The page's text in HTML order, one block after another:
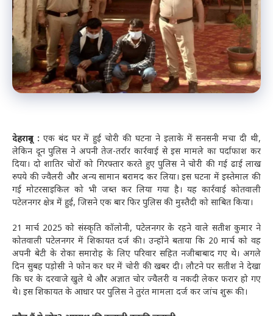
देहरादून : एक बंद घर में हुई चोरी की घटना ने इलाके में सनसनी मचा दी थी,
लेकिन दून पुलिस ने अपनी तेज-तर्रार कार्रवाई से इस मामले का पर्दाफाश कर
दिया। दो शातिर चोरों को गिरफ्तार करते हुए पुलिस ने चोरी की गई ढाई लाख
रुपये की ज्वैलरी और अन्य सामान बरामद कर लिया। इस घटना में इस्तेमाल की
गई मोटरसाइकिल को भी जब्त कर लिया गया है। यह कार्रवाई कोतवाली
पटेलनगर क्षेत्र में हुई, जिसने एक बार फिर पुलिस की मुस्तैदी को साबित किया।
21 मार्च 2025 को संस्कृति कॉलोनी, पटेलनगर के रहने वाले सतीश कुमार ने
कोतवाली पटेलनगर में शिकायत दर्ज की। उन्होंने बताया कि 20 मार्च को वह
अपनी बेटी के रोका समारोह के लिए परिवार सहित नजीबाबाद गए थे। अगले
दिन सुबह पड़ोसी ने फोन कर घर में चोरी की खबर दी। लौटने पर सतीश ने देखा
कि घर के दरवाजे खुले थे और अज्ञात चोर ज्वैलरी व नकदी लेकर फरार हो गए
थे। इस शिकायत के आधार पर पुलिस ने तुरंत मामला दर्ज कर जांच शुरू की।